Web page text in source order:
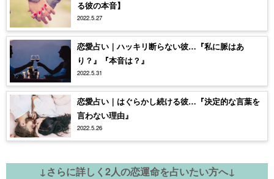
る彼の本音】
2022.5.27
恋愛占い｜ハッキリ断らない彼…『私に脈はあ
り？』『本音は？』
2022.5.31
恋愛占い｜はぐらかし続ける彼…『決定的な言葉を
言わない理由』
2022.5.26
↓さらに詳しく2人の恋運命を占いたい方へ↓